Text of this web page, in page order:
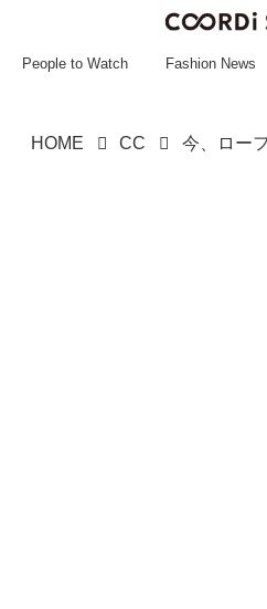
People to Watch Fashion News
HOME CC